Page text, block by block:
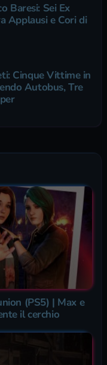
Baresi: Sei Ex
Applausi e Cori di
Cinque Vittime in
Autobus, Tre
(PS5) | Max e
il cerchio